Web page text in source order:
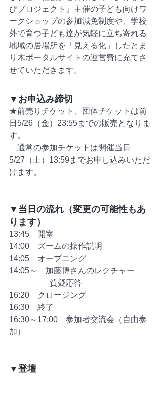
びプロジェクト』主催の子ども向けワ
ークショップの参加減免制度や、学校
外で育つ子ども達が気軽に立ち寄れる
地域の居場所を「見える化」したとま
り木ポータルサイトの運営費に充てさ
せていただきます。
▼お申込み締切
★前売りチケット、団体チケットは前
日5/26（金）23:55までの販売となりま
す。
通常の参加チケットは開催当日
5/27（土）13:59までお申し込みいただ
けます。
▼当日の流れ（変更の可能性もあ
ります）
13:45　開室
14:00　ズームの操作説明
14:05　オープニング
14:05～　加藤博さんのレクチャー
質疑応答
16:20　クロージング
16:30　終了
16:30～17:00　参加者交流会（自由参
加）
▼登壇